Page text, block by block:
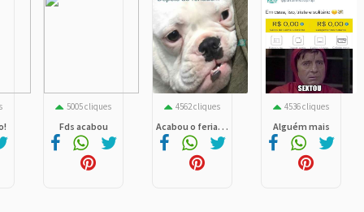
5005 cliques
Fds acabou
4562 cliques
Acabou o feria. . .
4536 cliques
Alguém mais